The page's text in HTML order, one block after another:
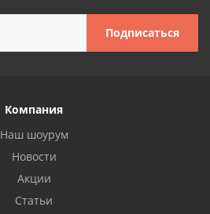
Компания
Наш шоурум
Новости
Акции
Статьи